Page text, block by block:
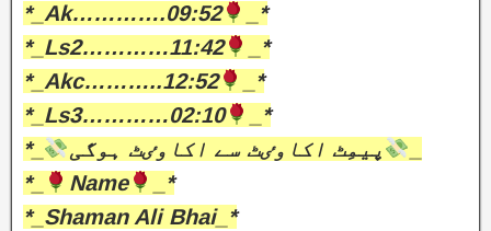
*_Ak………….09:52
_*
*_Ls2…………11:42
_*
*_Akc………..12:52
_*
*_Ls3…………02:10
_*
*_
پیمِٹ اکاوٸٹ سے اکاوٸٹ ہوگی
*_
Name
_*
*_Shaman Ali Bhai_*